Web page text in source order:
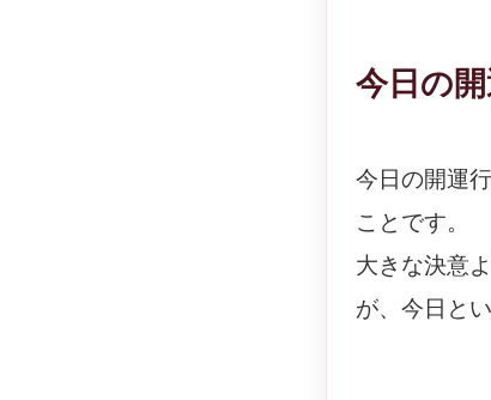
今日の
今日の開運
ことです。
大きな決意
が、今日と